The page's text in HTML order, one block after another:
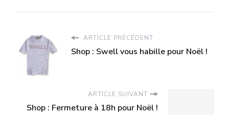
ARTICLE PRÉCÉDENT
Shop : Swell vous habille pour Noël !
ARTICLE SUIVANT
Shop : Fermeture à 18h pour Noël !